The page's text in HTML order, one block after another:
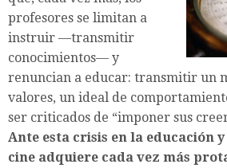
profesores se limitan a
instruir —transmitir
conocimientos— y
renuncian a educar: transmitir un
valores, un ideal de
ser criticados de “imponer sus
Ante esta crisis en la educación
cine adquiere cada vez más